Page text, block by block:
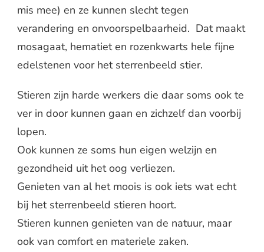
mis mee) en ze kunnen slecht tegen
verandering en onvoorspelbaarheid. Dat maakt
mosagaat, hematiet en rozenkwarts hele fijne
edelstenen voor het sterrenbeeld stier.
Stieren zijn harde werkers die daar soms ook te
ver in door kunnen gaan en zichzelf dan voorbij
lopen.
Ook kunnen ze soms hun eigen welzijn en
gezondheid uit het oog verliezen.
Genieten van al het moois is ook iets wat echt
bij het sterrenbeeld stieren hoort.
Stieren kunnen genieten van de natuur, maar
ook van comfort en materiele zaken.